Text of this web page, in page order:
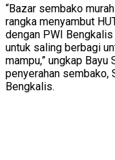
“Bazar sembako
rangka menyambut
dengan PWI
untuk saling berbagi
mampu,” ungkap
penyerahan sembako,
Bengkalis.